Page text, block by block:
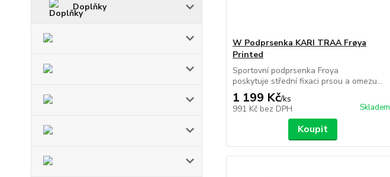
Doplňky
W Podprsenka KARI TRAA Frøya
Printed
Sportovní podprsenka Froya
poskytuje střední fixaci prsou a omezu...
1 199 Kč/ks
991 Kč bez DPH Skladem
Koupit